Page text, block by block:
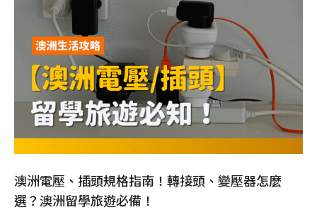
澳洲電壓、插頭規格指南！轉接頭、變壓器怎麼
選？澳洲留學旅遊必備！